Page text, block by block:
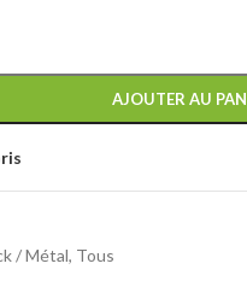
AJOUTER AU
/ Métal, Tous